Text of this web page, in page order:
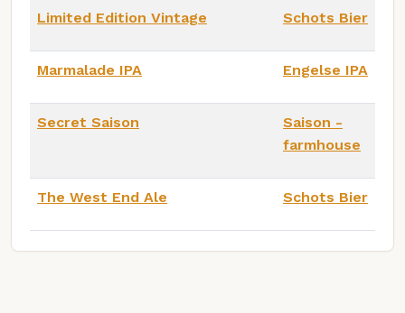
Limited Edition Vintage Schots Bier
Marmalade IPA Engelse IPA
Secret Saison
Saison -
farmhouse
The West End Ale Schots Bier